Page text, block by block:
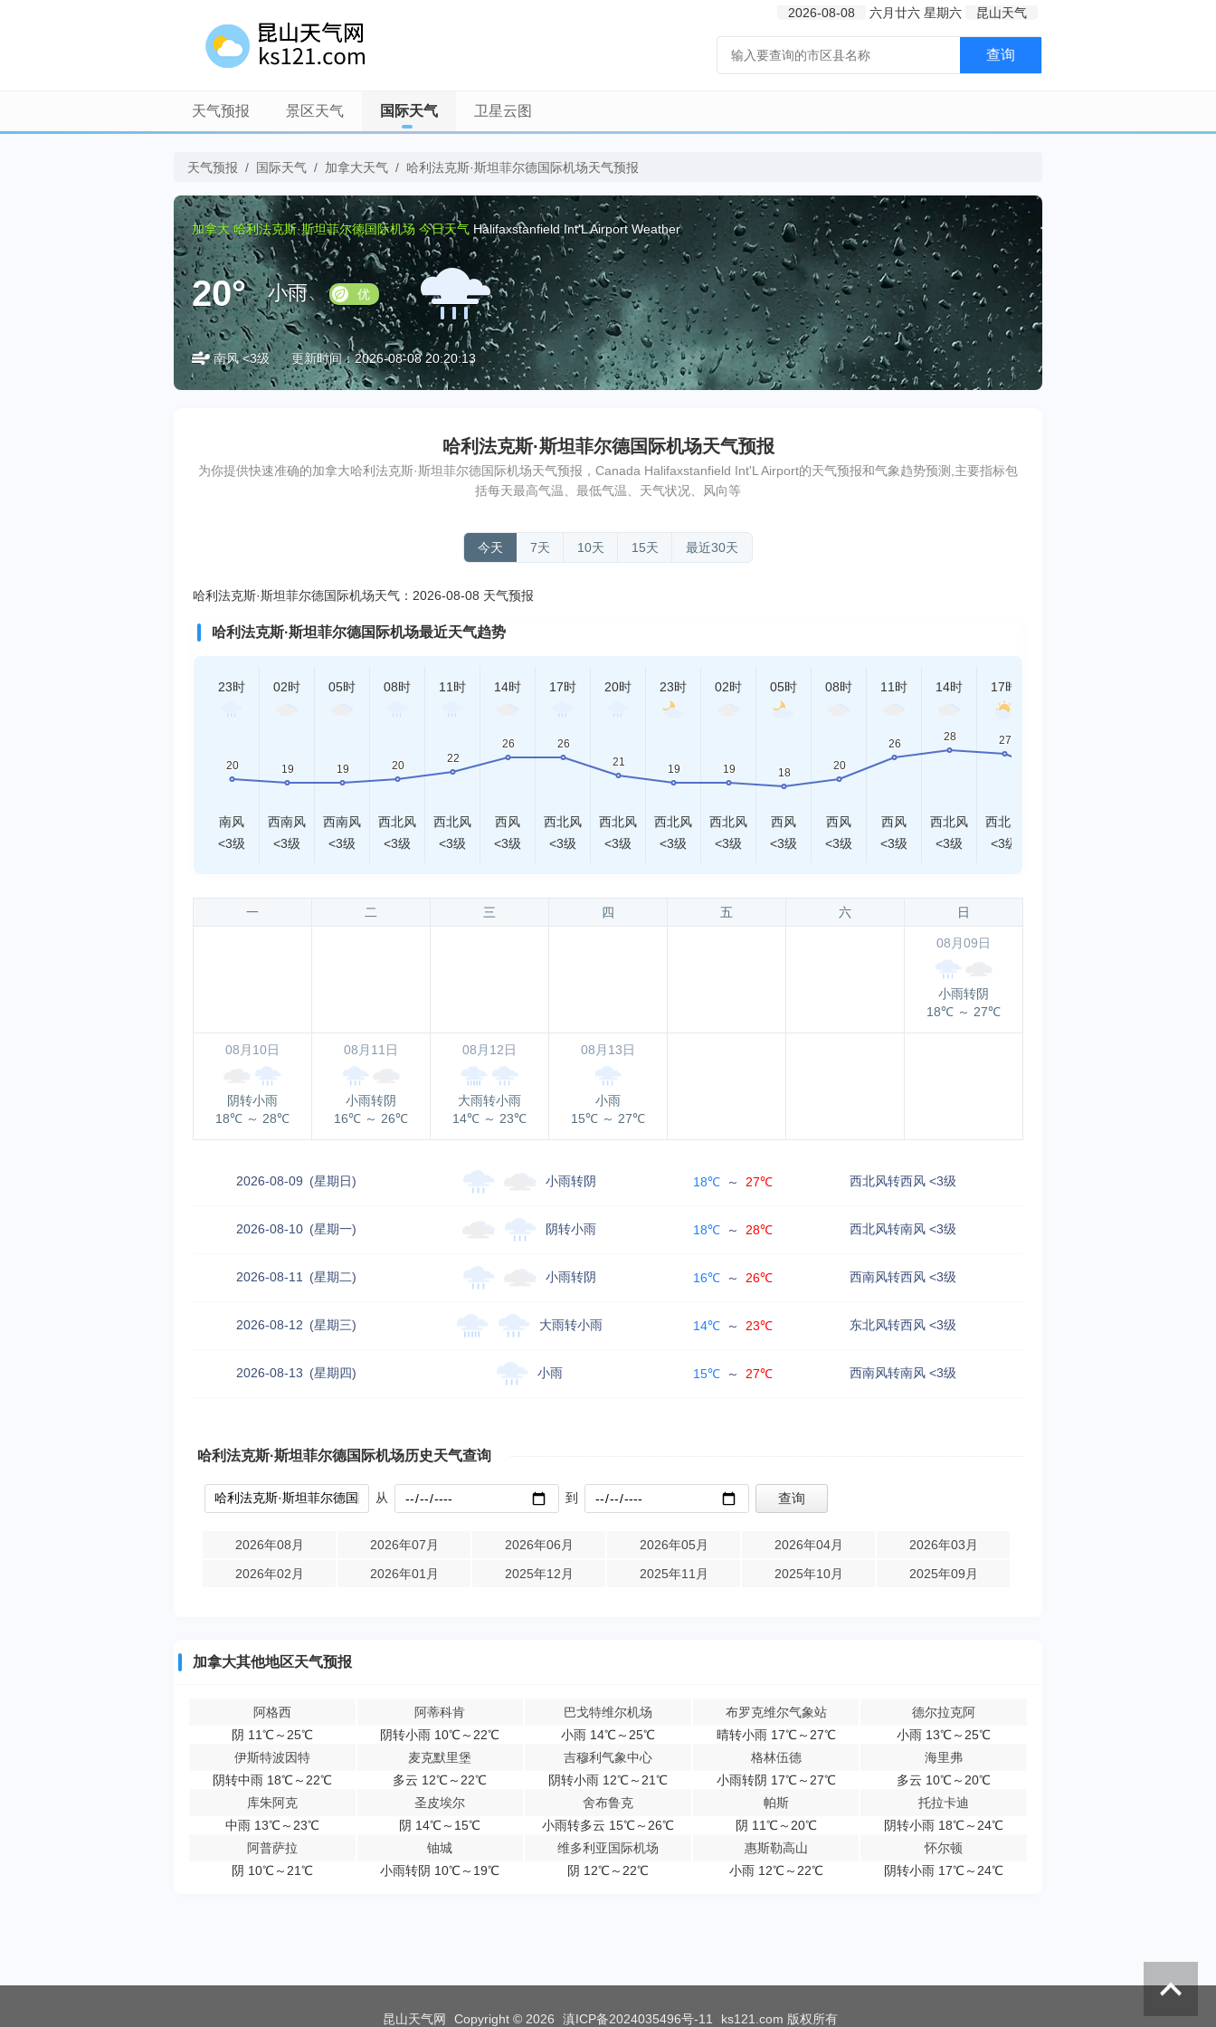
2026-08-08 六月廿六 星期六 昆山天气
查询
天气预报 景区天气 国际天气 卫星云图
天气预报 / 国际天气 / 加拿大天气 / 哈利法克斯·斯坦菲尔德国际机场天气预报
加拿大 哈利法克斯·斯坦菲尔德国际机场 今日天气 Halifaxstanfield Int'L Airport Weather
20° 小雨 优
南风 <3级 更新时间：2026-08-08 20:20:13
哈利法克斯·斯坦菲尔德国际机场天气预报
为你提供快速准确的加拿大哈利法克斯·斯坦菲尔德国际机场天气预报，Canada Halifaxstanfield Int'L Airport的天气预报和气象趋势预测,主要指标包
括每天最高气温、最低气温、天气状况、风向等
今天 7天 10天 15天 最近30天
哈利法克斯·斯坦菲尔德国际机场天气：2026-08-08 天气预报
哈利法克斯·斯坦菲尔德国际机场最近天气趋势
23时
南风
<3级
02时
西南风
<3级
05时
西南风
<3级
08时
西北风
<3级
11时
西北风
<3级
14时
西风
<3级
17时
西北风
<3级
20时
西北风
<3级
23时
西北风
<3级
02时
西北风
<3级
05时
西风
<3级
08时
西风
<3级
11时
西风
<3级
14时
西北风
<3级
17时
西北风
<3级
一 二 三 四 五 六 日
08月09日
小雨转阴
18℃ ～ 27℃
08月10日
阴转小雨
18℃ ～ 28℃
08月11日
小雨转阴
16℃ ～ 26℃
08月12日
大雨转小雨
14℃ ～ 23℃
08月13日
小雨
15℃ ～ 27℃
2026-08-09 (星期日) 小雨转阴 18℃ ～ 27℃ 西北风转西风 <3级
2026-08-10 (星期一) 阴转小雨 18℃ ～ 28℃ 西北风转南风 <3级
2026-08-11 (星期二) 小雨转阴 16℃ ～ 26℃ 西南风转西风 <3级
2026-08-12 (星期三) 大雨转小雨 14℃ ～ 23℃ 东北风转西风 <3级
2026-08-13 (星期四) 小雨 15℃ ～ 27℃ 西南风转南风 <3级
哈利法克斯·斯坦菲尔德国际机场历史天气查询
从 到
2026年08月 2026年07月 2026年06月 2026年05月 2026年04月
2026年03月
2026年02月
2026年01月 2025年12月 2025年11月 2025年10月 2025年09月
加拿大其他地区天气预报
阿格西
阴 11℃～25℃
阿蒂科肯
阴转小雨 10℃～22℃
巴戈特维尔机场
小雨 14℃～25℃
布罗克维尔气象站
晴转小雨 17℃～27℃
德尔拉克阿
小雨 13℃～25℃
伊斯特波因特
阴转中雨 18℃～22℃
麦克默里堡
多云 12℃～22℃
吉穆利气象中心
阴转小雨 12℃～21℃
格林伍德
小雨转阴 17℃～27℃
海里弗
多云 10℃～20℃
库朱阿克
中雨 13℃～23℃
圣皮埃尔
阴 14℃～15℃
舍布鲁克
小雨转多云 15℃～26℃
帕斯
阴 11℃～20℃
托拉卡迪
阴转小雨 18℃～24℃
阿普萨拉
阴 10℃～21℃
铀城
小雨转阴 10℃～19℃
维多利亚国际机场
阴 12℃～22℃
惠斯勒高山
小雨 12℃～22℃
怀尔顿
阴转小雨 17℃～24℃
昆山天气网 Copyright © 2026 滇ICP备2024035496号-11 ks121.com 版权所有